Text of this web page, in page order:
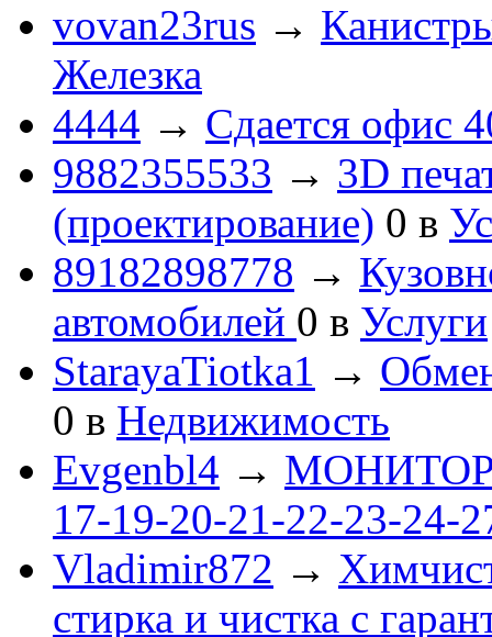
vovan23rus →
Железка
4444 → Сдается офис
9882355533 → 3D
(проектирование) 0 в
89182898778 →
автомобилей 0 в Услуги
StarayaTiotka1 →
0 в Недвижимость
Evgenbl4 → МОНИТОРЫ
17-19-20-21-22-23-24-
Vladimir872 →
стирка и чистка с